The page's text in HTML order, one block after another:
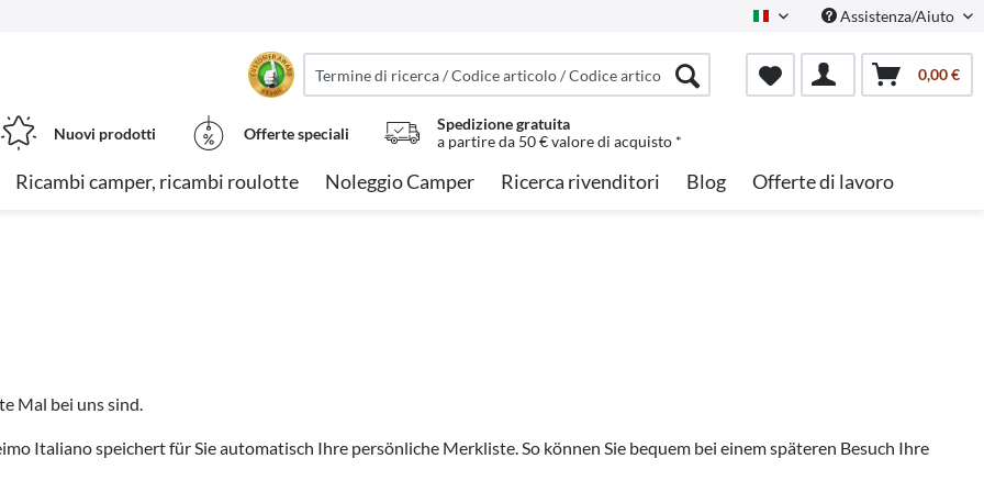
Italian Assistenza/Aiuto
0,00 €
Nuovi prodotti Offerte speciali
Spedizione gratuita
a partire da 50 € valore di acquisto *
Ricambi camper, ricambi roulotte Noleggio Camper Ricerca rivenditori Blog Offerte di lavoro
Mal bei uns sind.
Italiano speichert für Sie automatisch Ihre persönliche Merkliste. So können Sie bequem bei einem späteren Besuch Ihre